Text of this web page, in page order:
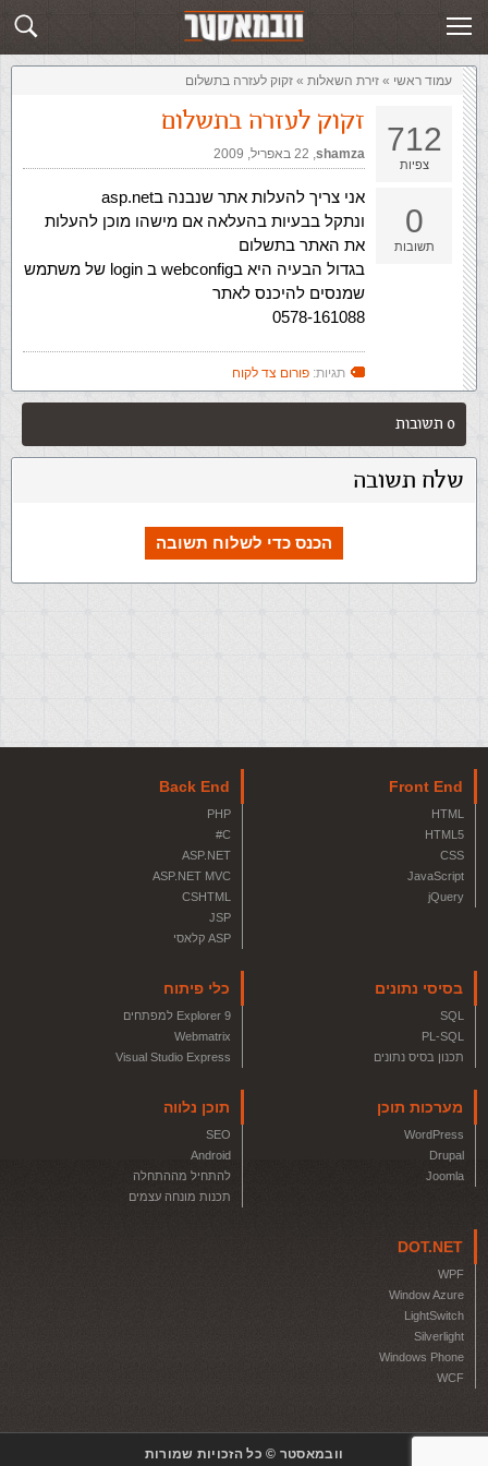
שלח תשובה זירת השאלות
עמוד ראשי » ‏זירת השאלות‏ » זקוק לעזרה בתשלום
712
צפיות
0
תשובות
זקוק לעזרה בתשלום
shamza
,‏ 22 באפריל, 2009
אני צריך להעלות אתר שנבנה בasp.net
ונתקל בבעיות בהעלאה אם מישהו מוכן להעלות
את האתר בתשלום
בגדול הבעיה היא בwebconfig ב login של משתמש
שמנסים להיכנס לאתר
0578-161088
תגיות: פורום צד לקוח
0 תשובות
שלח תשובה
הכנס כדי לשלוח תשובה
Front End
HTML
HTML5
CSS
JavaScript
jQuery
Back End
PHP
C#
ASP.NET
ASP.NET MVC
CSHTML
JSP
ASP קלאסי
בסיסי נתונים
SQL
PL-SQL
תכנון בסיס נתונים
כלי פיתוח
Explorer 9 למפתחים
Webmatrix
Visual Studio Express
מערכות תוכן
WordPress
Drupal
Joomla
תוכן נלווה
SEO
Android
להתחיל מההתחלה
תכנות מונחה עצמים
DOT.NET
WPF
Window Azure
LightSwitch
Silverlight
Windows Phone
WCF
וובמאסטר © כל הזכויות שמורות